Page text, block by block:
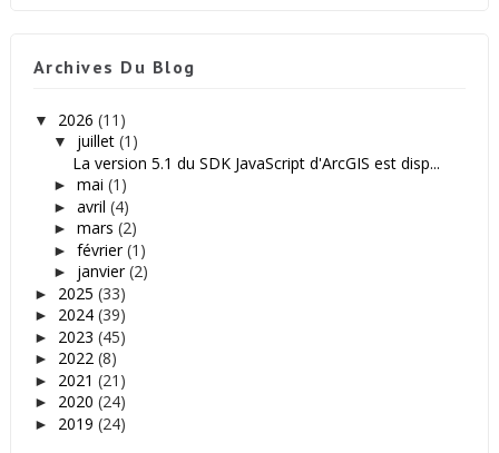
Archives Du Blog
▼ 2026 (11)
▼ juillet (1)
La version 5.1 du SDK JavaScript d'ArcGIS est disp...
► mai (1)
► avril (4)
► mars (2)
► février(1)
► janvier(2)
► 2025 (33)
► 2024 (39)
► 2023 (45)
► 2022 (8)
► 2021 (21)
► 2020 (24)
► 2019 (24)